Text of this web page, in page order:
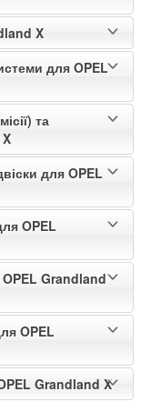
X
для OPEL
та
для OPEL
OPEL
Grandland
OPEL
Grandland X